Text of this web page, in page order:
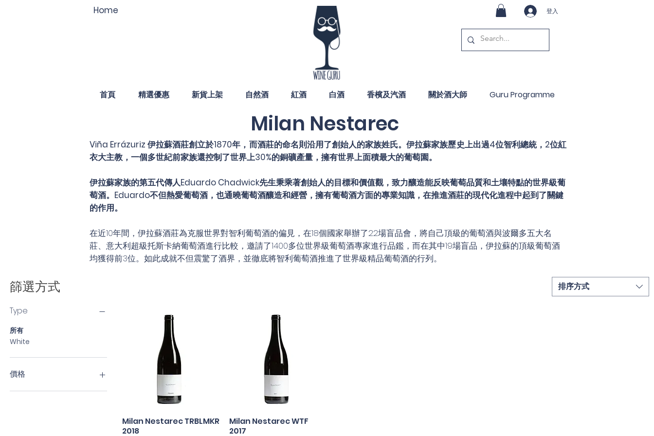
Home 登入
首頁 精選優惠 新貨上架 自然酒 紅酒 白酒 香檳及汽酒 關於酒大師 Guru Programme
Milan Nestarec
Viña Errázuriz伊拉蘇酒莊創立於1870年，而酒莊的命名則沿用了創始人的家族姓氏。伊拉蘇家族歷史上出過4位智利總統，2位紅
衣大主教，一個多世紀前家族還控制了世界上30%的銅礦產量，擁有世界上面積最大的葡萄園。
伊拉蘇家族的第五代傳人Eduardo Chadwick先生秉乘著創始人的目標和價值觀，致力釀造能反映葡萄品質和土壤特點的世界級葡
萄酒。Eduardo不但熱愛葡萄酒，也通曉葡萄酒釀造和經營，擁有葡萄酒方面的專業知識，在推進酒莊的現代化進程中起到了關鍵
的作用。
在近10年間，伊拉蘇酒莊為克服世界對智利葡萄酒的偏見，在18個國家舉辦了22場盲品會，將自己頂級的葡萄酒與波爾多五大名
莊、意大利超級托斯卡納葡萄酒進行比較，邀請了1400多位世界級葡萄酒專家進行品鑑，而在其中19場盲品，伊拉蘇的頂級葡萄酒
均獲得前3位。如此成就不但震驚了酒界，並徹底將智利葡萄酒推進了世界級精品葡萄酒的行列。
篩選方式
Type
所有
White
價格
排序方式
快速瀏覽
Milan Nestarec TRBLMKR
2018
快速瀏覽
Milan Nestarec WTF
2017